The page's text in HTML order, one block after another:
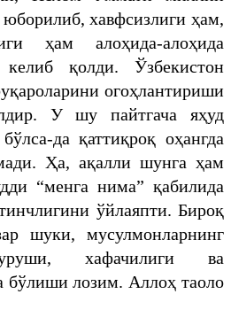
юборилиб, хавфсизлиги ҳам,
ҳам алоҳида-алоҳида
келиб қолди. Ўзбекистон
огоҳлантириши
У шу пайтгача яҳуд
да қаттиқроқ оҳангда
Ҳа, ақалли шунга ҳам
“менга нима” қабилида
ўйлаяпти. Бироқ
шуки, мусулмонларнинг
хафачилиги ва
бўлиши лозим. Аллоҳ таоло